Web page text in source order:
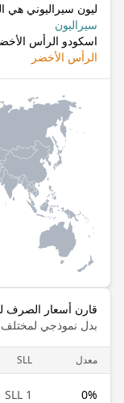
ليون سيراليوني هي
سيراليون
اسكودو الرأس
الرأس الأخضر
قارن أسعار الصرف
بدل نموذجي
معدل SLL
0%
1 SLL